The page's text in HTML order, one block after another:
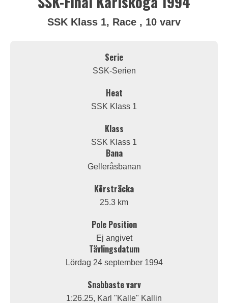
SSK Klass 1, Race , 10 varv
Serie
SSK-Serien
Heat
SSK Klass 1
Klass
SSK Klass 1
Bana
Gelleråsbanan
Körsträcka
25.3 km
Pole Position
Ej angivet
Tävlingsdatum
Lördag 24 september 1994
Snabbaste varv
1:26.25, Karl "Kalle" Kallin